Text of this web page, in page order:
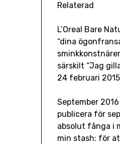
Relaterad
L’Oreal Bare
“dina
särskilt “Jag
24 februari
September
publicera för
absolut fånga i
min stash: för